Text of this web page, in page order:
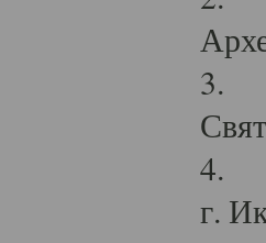
3.
4.
г.